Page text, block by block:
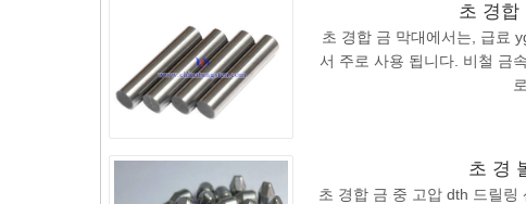
초 경합
초 경합 금 막대에서는, 급료
서 주로 사용 됩니다. 비철 금
로.
초 경
초 경합 금 중 고압 dth 드릴링